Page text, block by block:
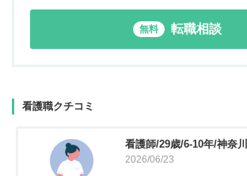
無料 転職相談
看護職クチコミ
看護師/29歳/6-10年/神奈
2026/06/23